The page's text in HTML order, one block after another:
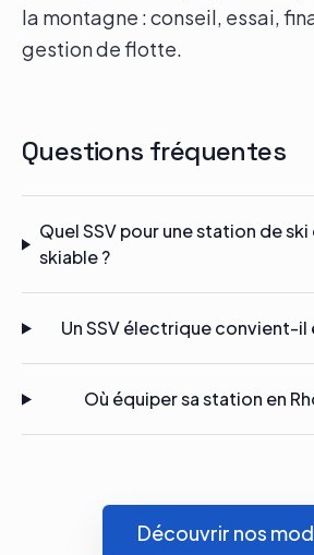
la montagne : conseil, essai,
gestion de flotte.
Questions fréquentes
Quel SSV pour une station de
skiable ?
Un SSV électrique convient-il
Où équiper sa station en
Découvrir nos